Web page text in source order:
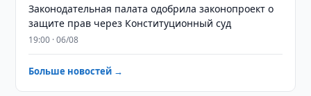
Законодательная палата одобрила законопроект о
защите прав через Конституционный суд
19:00 · 06/08
Больше новостей →